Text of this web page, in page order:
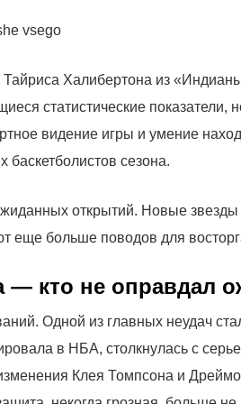
Халибертона из
статистические показатели,
видение игры и умение
баскетболистов сезона.
открытий. Новые
еще больше поводов для
— кто не оправдал
Одной из главных неудач
в НБА, столкнулась с
Клея Томпсона и